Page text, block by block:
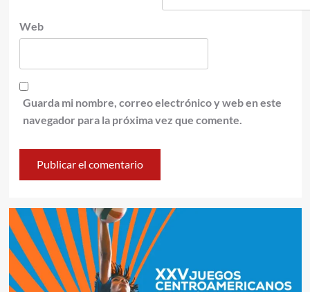
Web
Guarda mi nombre, correo electrónico y web en este
navegador para la próxima vez que comente.